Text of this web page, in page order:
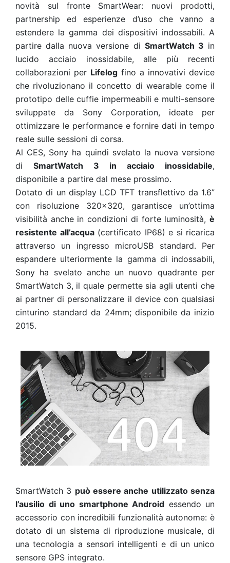
novità sul fronte SmartWear: nuovi prodotti,
partnership ed esperienze d’uso che vanno a
estendere la gamma dei dispositivi indossabili. A
partire dalla nuova versione di SmartWatch 3 in
lucido acciaio inossidabile, alle più recenti
collaborazioni per Lifelog fino a innovativi device
che rivoluzionano il concetto di wearable come il
prototipo delle cuffie impermeabili e multi-sensore
sviluppate da Sony Corporation, ideate per
ottimizzare le performance e fornire dati in tempo
reale sulle sessioni di corsa.
Al CES, Sony ha quindi svelato la nuova versione
di SmartWatch 3 in acciaio inossidabile,
disponibile a partire dal mese prossimo.
Dotato di un display LCD TFT transflettivo da 1.6”
con risoluzione 320×320, garantisce un’ottima
visibilità anche in condizioni di forte luminosità, è
resistente all’acqua(certificato IP68) e si ricarica
attraverso un ingresso microUSB standard. Per
espandere ulteriormente la gamma di indossabili,
Sony ha svelato anche un nuovo quadrante per
SmartWatch 3, il quale permette sia agli utenti che
ai partner di personalizzare il device con qualsiasi
cinturino standard da 24mm; disponibile da inizio
2015.
SmartWatch 3 può essere anche utilizzato senza
l’ausilio di uno smartphone Android essendo un
accessorio con incredibili funzionalità autonome: è
dotato di un sistema di riproduzione musicale, di
una tecnologia a sensori intelligenti e di un unico
sensore GPS integrato.